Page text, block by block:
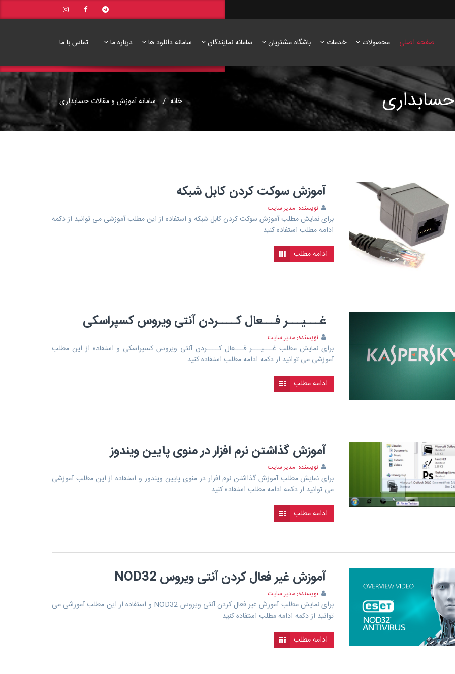
صفحه اصلی محصولات خدمات باشگاه مشتریان سامانه نمایندگان سامانه دانلود ها درباره ما تماس با ما
خانه سامانه آموزش و مقالات حسابداری
آموزش سوکت کردن کابل شبکه
نویسنده: مدیر سایت
برای نمایش مطلب آموزش سوکت کردن کابل شبکه و استفاده از این مطلب آموزشی می توانید از دکمه
ادامه مطلب استفاده کنید
ادامه مطلب
غـــیـــر فـــعال کــــردن آنتی ویروس کسپراسکی
نویسنده: مدیر سایت
برای نمایش مطلب غـــیـــر فـــعال کــــردن آنتی ویروس کسپراسکی و استفاده از این مطلب
آموزشی می توانید از دکمه ادامه مطلب استفاده کنید
ادامه مطلب
آموزش گذاشتن نرم افزار در منوی پایین ویندوز
نویسنده: مدیر سایت
برای نمایش مطلب آموزش گذاشتن نرم افزار در منوی پایین ویندوز و استفاده از این مطلب آموزشی
می توانید از دکمه ادامه مطلب استفاده کنید
ادامه مطلب
آموزش غیر فعال کردن آنتی ویروس NOD32
نویسنده: مدیر سایت
برای نمایش مطلب آموزش غیر فعال کردن آنتی ویروس NOD32 و استفاده از این مطلب آموزشی می
توانید از دکمه ادامه مطلب استفاده کنید
ادامه مطلب